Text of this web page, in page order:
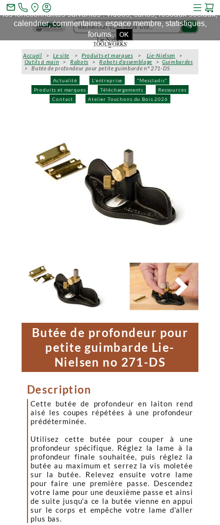
search
Actualité L'entreprise
"Mescladis"
Produits et marques
Téléchargements
Ressources
Contact
Atelier Touchons du Bois 2026
Accueil >Le site >Produits et marques > Lie-Nielsen >
Outils à main > Rabots >Rabots d'assemblage > Guimbardes
> Butée de profondeur pour petite guimbarde n° 271-DS
 
Butée de profondeur pour
petite guimbarde Lie-
Nielsen no 271-DS
Description
Cette butée de profondeur en laiton rend
aisé les coupes répétées à une profondeur
prédéterminée.
Utilisez cette butée pour couper à une
profondeur spécifique. Réglez la lame à la
profondeur finale souhaitée, puis réglez la
butée au maximum et serrez la vis moletée
sur la butée. Relevez ensuite votre lame
pour faire une première passe. Descendez
votre lame pour une deuxième passe et ainsi
de suite jusqu'a ce la butée vienne en appui
sur le corps et empêche votre lame d'aller
plus bas.
mail_outline
Ce site et des sites tiers qu'il utilise collectent des cookies pour
les fonctionnalités suivantes : vidéos, cartes, réseaux sociaux,
calendrier, commentaires, espace membre, statistiques,
forums. OK